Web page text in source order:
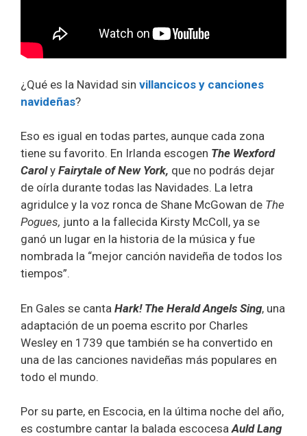
¿Qué es la Navidad sin villancicos y canciones
navideñas?
Eso es igual en todas partes, aunque cada zona
tiene su favorito. En Irlanda escogen The Wexford
Carol y Fairytale of New York, que no podrás dejar
de oírla durante todas las Navidades. La letra
agridulce y la voz ronca de Shane McGowan de The
Pogues, junto a la fallecida Kirsty McColl, ya se
ganó un lugar en la historia de la música y fue
nombrada la “mejor canción navideña de todos los
tiempos”.
En Gales se canta Hark! The Herald Angels Sing, una
adaptación de un poema escrito por Charles
Wesley en 1739 que también se ha convertido en
una de las canciones navideñas más populares en
todo el mundo.
Por su parte, en Escocia, en la última noche del año,
es costumbre cantar la balada escocesaAuld Lang